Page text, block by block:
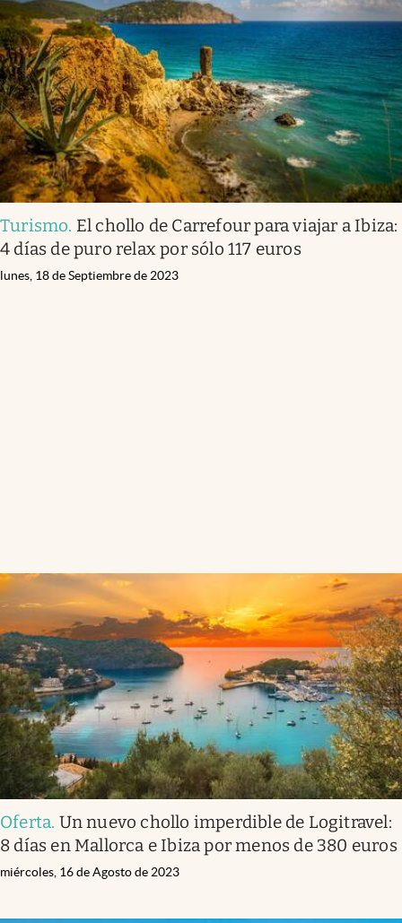
Turismo. El chollo de Carrefour para viajar a Ibiza:
4 días de puro relax por sólo 117 euros
lunes, 18 de Septiembre de 2023
Oferta. Un nuevo chollo imperdible de Logitravel:
8 días en Mallorca e Ibiza por menos de 380 euros
miércoles, 16 de Agosto de 2023